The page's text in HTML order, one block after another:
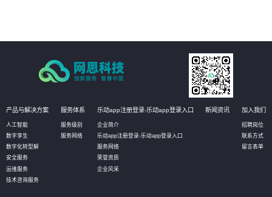
产品与解决方案
人工智能
数字孪生
数字化转型解
安全服务
运维服务
技术咨询服务
服务体系
服务级别
服务网络
乐动app注册登录-乐动app登录入口
企业简介
乐动app注册登录-乐动app登录入口
服务网络
荣誉资质
企业风采
新闻资讯 加入我们
招聘岗位
联系方式
留言表单